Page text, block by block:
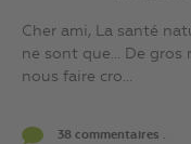
Cher ami, La santé
ne sont que… De gros
nous faire cro...
38 commentaires .